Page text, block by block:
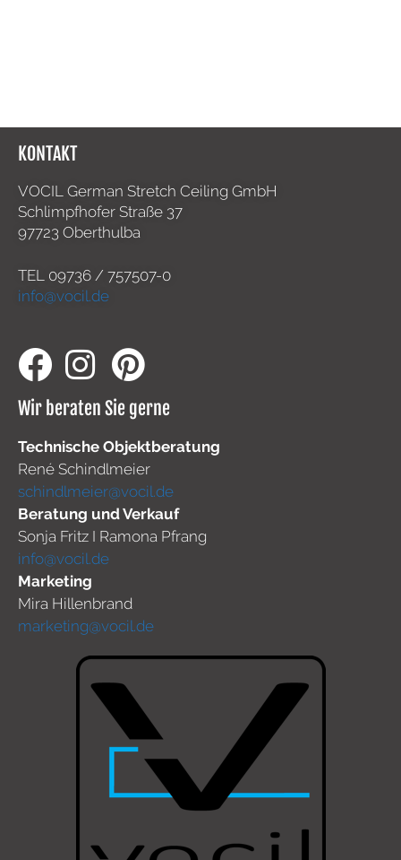
KONTAKT
VOCIL German Stretch Ceiling GmbH
Schlimpfhofer Straße 37
97723 Oberthulba
TEL 09736 / 757507-0
info@vocil.de
Wir beraten Sie gerne
Technische Objektberatung
René Schindlmeier
schindlmeier@vocil.de
Beratung und Verkauf
Sonja Fritz I Ramona Pfrang
info@vocil.de
Marketing
Mira Hillenbrand
marketing@vocil.de